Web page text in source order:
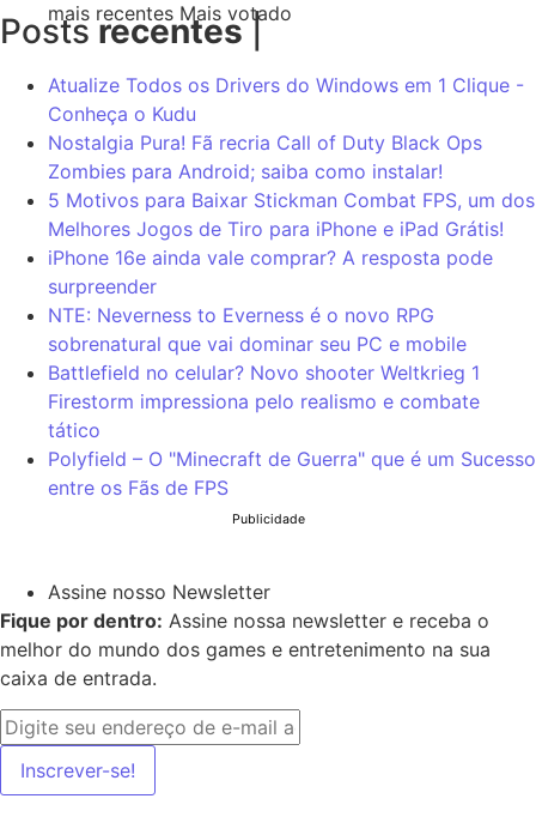
mais recentes Mais votado
Posts recentes |
Atualize Todos os Drivers do Windows em 1 Clique -
Conheça o Kudu
Nostalgia Pura! Fã recria Call of Duty Black Ops
Zombies para Android; saiba como instalar!
5 Motivos para Baixar Stickman Combat FPS, um dos
Melhores Jogos de Tiro para iPhone e iPad Grátis!
iPhone 16e ainda vale comprar? A resposta pode
surpreender
NTE: Neverness to Everness é o novo RPG
sobrenatural que vai dominar seu PC e mobile
Battlefield no celular? Novo shooter Weltkrieg 1
Firestorm impressiona pelo realismo e combate
tático
Polyfield – O "Minecraft de Guerra" que é um Sucesso
entre os Fãs de FPS
Publicidade
Assine nosso Newsletter
Fique por dentro: Assine nossa newsletter e receba o
melhor do mundo dos games e entretenimento na sua
caixa de entrada.
Inscrever-se!